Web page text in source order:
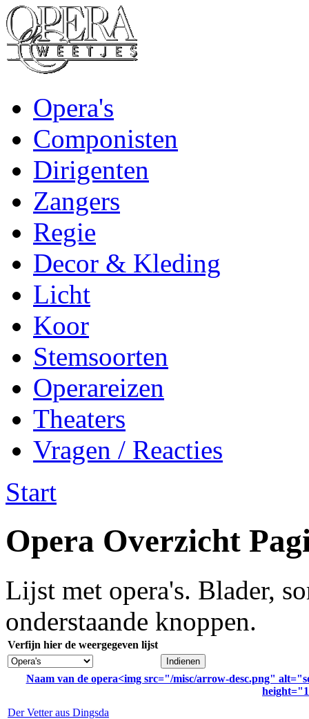
Opera's
Componisten
Dirigenten
Zangers
Regie
Decor & Kleding
Licht
Koor
Stemsoorten
Operareizen
Theaters
Vragen / Reacties
Start
Opera Overzicht
Lijst met opera's. Blader,
onderstaande knoppen.
Verfijn hier de weergegeven lijst
Naam van de opera<img src="/misc/arrow-desc.png"
Der Vetter aus Dingsda